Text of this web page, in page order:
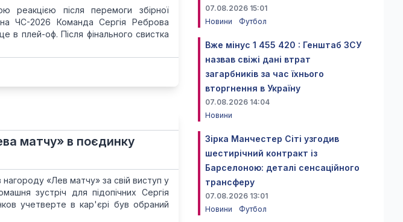
реакцією після перемоги збірної
ЧС-2026 Команда Сергія Реброва
в плей-оф. Після фінального свистка
матчу» в поєдинку
нагороду «Лев матчу» за свій виступ у
зустріч для підопічних Сергія
учетверте в кар'єрі був обраний
07.08.2026 15:01
Новини
Футбол
Вже мінус 1 455 420 : Генштаб ЗСУ
назвав свіжі дані втрат
загарбників за час їхнього
вторгнення в Україну
07.08.2026 14:04
Новини
Зірка Манчестер Сіті узгодив
шестирічний контракт із
Барселоною: деталі сенсаційного
трансферу
07.08.2026 13:01
Новини
Футбол